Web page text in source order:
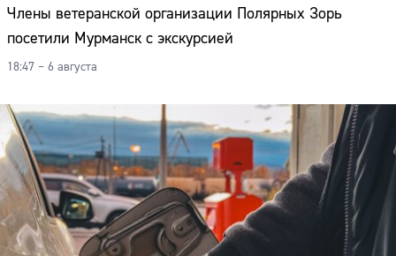
Члены ветеранской организации Полярных Зорь
посетили Мурманск с экскурсией
18:47 – 6 августа